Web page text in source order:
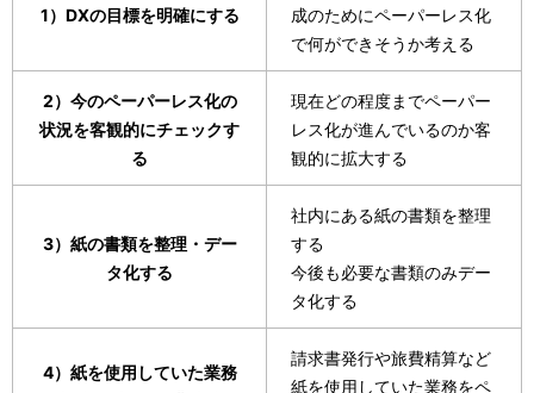
1）DXの目標を明確にする
成のためにペーパーレス化
で何ができそうか考える
2）今のペーパーレス化の
状況を客観的にチェックす
る
現在どの程度までペーパー
レス化が進んでいるのか客
観的に拡大する
3）紙の書類を整理・デー
タ化する
社内にある紙の書類を整理
する
今後も必要な書類のみデー
タ化する
4）紙を使用していた業務
請求書発行や旅費精算など
紙を使用していた業務をペ